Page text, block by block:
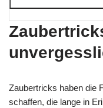
Zaubertricks haben die
schaffen, die lange in